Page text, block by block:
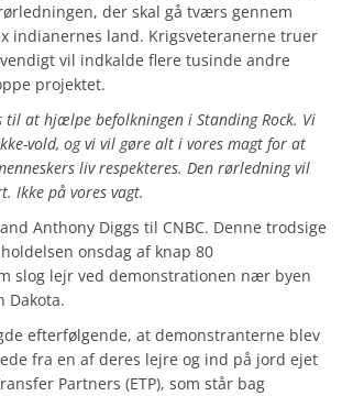
der skal gå tværs gennem
indianernes land. Krigsveteranerne truer
vil indkalde flere tusinde andre
projektet.
at hjælpe befolkningen i Standing Rock. Vi
vold, og vi vil gøre alt i vores magt for at
liv respekteres. Den rørledning vil
Ikke på vores vagt.
Anthony Diggs til CNBC. Denne trodsige
onsdag af knap 80
slog lejr ved demonstrationen nær byen
Dakota.
efterfølgende, at demonstranterne blev
fra en af deres lejre og ind på jord ejet
Partners (ETP), som står bag